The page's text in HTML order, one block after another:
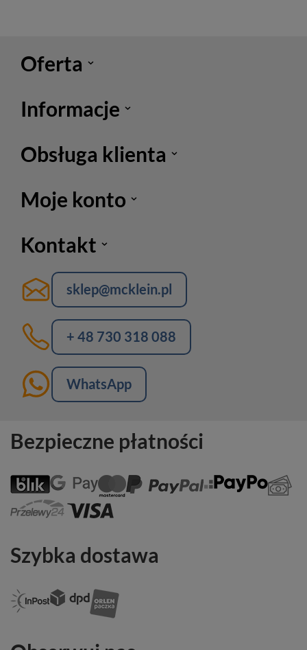
Oferta
Informacje
Obsługa klienta
Moje konto
Kontakt
sklep@mcklein.pl
+ 48 730 318 088
WhatsApp
Bezpieczne płatności
Szybka dostawa